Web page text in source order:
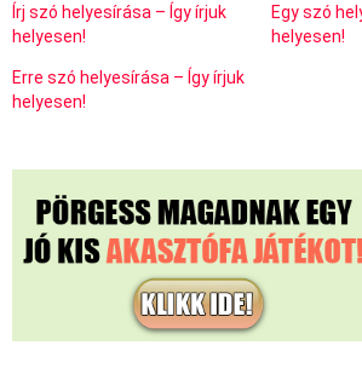
Írj szó helyesírása – Így írjuk
helyesen!
Egy szó
helyesen!
Erre szó helyesírása – Így írjuk
helyesen!